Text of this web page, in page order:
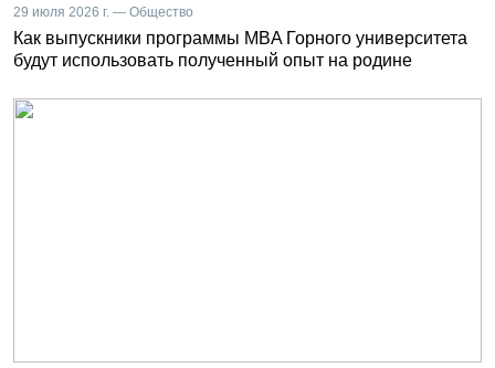
29 июля 2026 г. — Общество
Как выпускники программы MBA Горного университета
будут использовать полученный опыт на родине